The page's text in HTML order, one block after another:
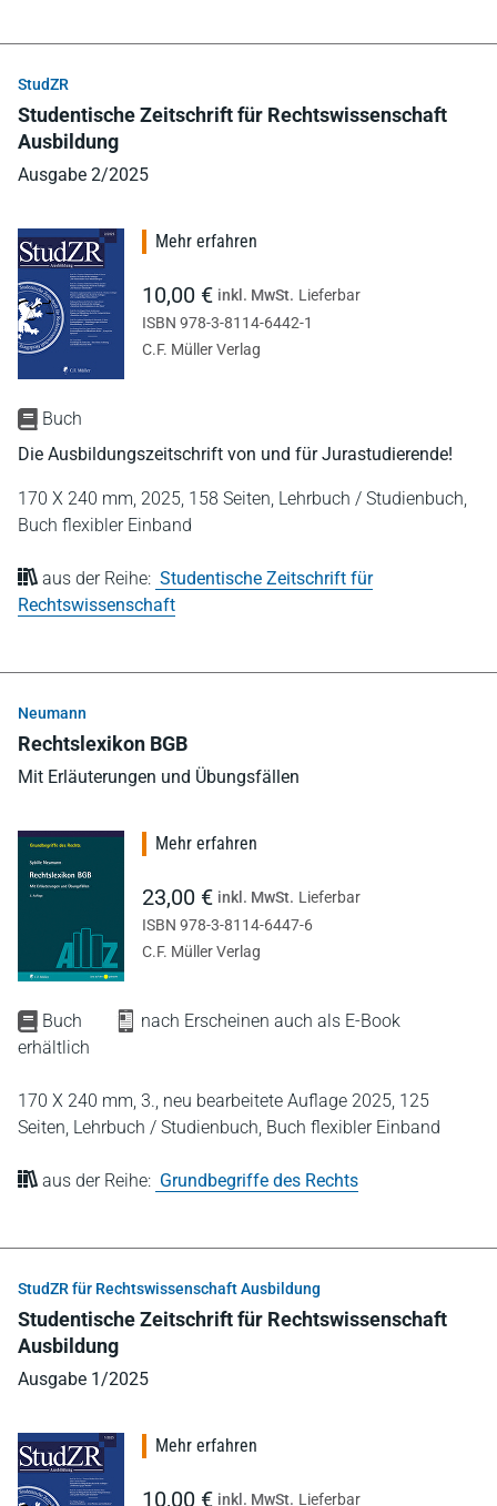
StudZR
Studentische Zeitschrift für Rechtswissenschaft
Ausbildung
Ausgabe 2/2025
Buch
Die Ausbildungszeitschrift von und für Jurastudierende!
170 X 240 mm, 2025, 158 Seiten, Lehrbuch / Studienbuch,
Buch flexibler Einband
aus der Reihe: Studentische Zeitschrift für
Rechtswissenschaft
Mehr erfahren
10,00 € inkl. MwSt. Lieferbar
ISBN 978-3-8114-6442-1
C.F. Müller Verlag
Neumann
Rechtslexikon BGB
Mit Erläuterungen und Übungsfällen
Buch
nach Erscheinen auch als E-Book
erhältlich
170 X 240 mm, 3., neu bearbeitete Auflage 2025, 125
Seiten, Lehrbuch / Studienbuch, Buch flexibler Einband
aus der Reihe: Grundbegriffe des Rechts
Mehr erfahren
23,00 € inkl. MwSt. Lieferbar
ISBN 978-3-8114-6447-6
C.F. Müller Verlag
StudZR für Rechtswissenschaft Ausbildung
Studentische Zeitschrift für Rechtswissenschaft
Ausbildung
Ausgabe 1/2025
Mehr erfahren
10,00 € inkl. MwSt. Lieferbar